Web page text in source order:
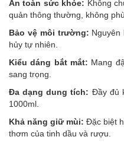
An toàn sức khỏe: Không
quản thông thường, không
Bảo vệ môi trường: Nguyên
hủy tự nhiên.
Kiểu dáng bắt mắt: Mang
sang trọng.
Đa dạng dung tích: Đầy đủ
1000ml.
Khả năng giữ mùi: Đặc biệt
thơm của tinh dầu và rượu.